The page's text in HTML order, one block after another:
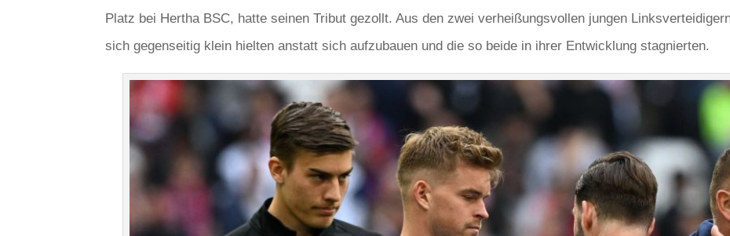
Platz bei Hertha BSC, hatte seinen Tribut gezollt. Aus den zwei verheißungsvollen jungen
sich gegenseitig klein hielten anstatt sich aufzubauen und die so beide in ihrer Entwicklung stagnierten.